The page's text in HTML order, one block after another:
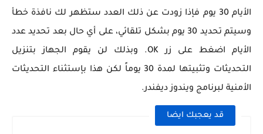
الأيام 30 يوم فإذا زودت عن ذلك العدد ستظهر لك نافذة خطأ
وسيتم تحديد 30 يوم بشكل تلقائي، على أي حال بعد تحديد عدد
الأيام اضغط على زر OK. وبذلك لن يقوم الجهاز بتنزيل
التحديثات وتثبيتها لمدة 30 يوماً لكن هذا بإستثناء التحديثات
الأمنية لبرنامج ويندوز ديفندر.
قد يعجبك ايضا